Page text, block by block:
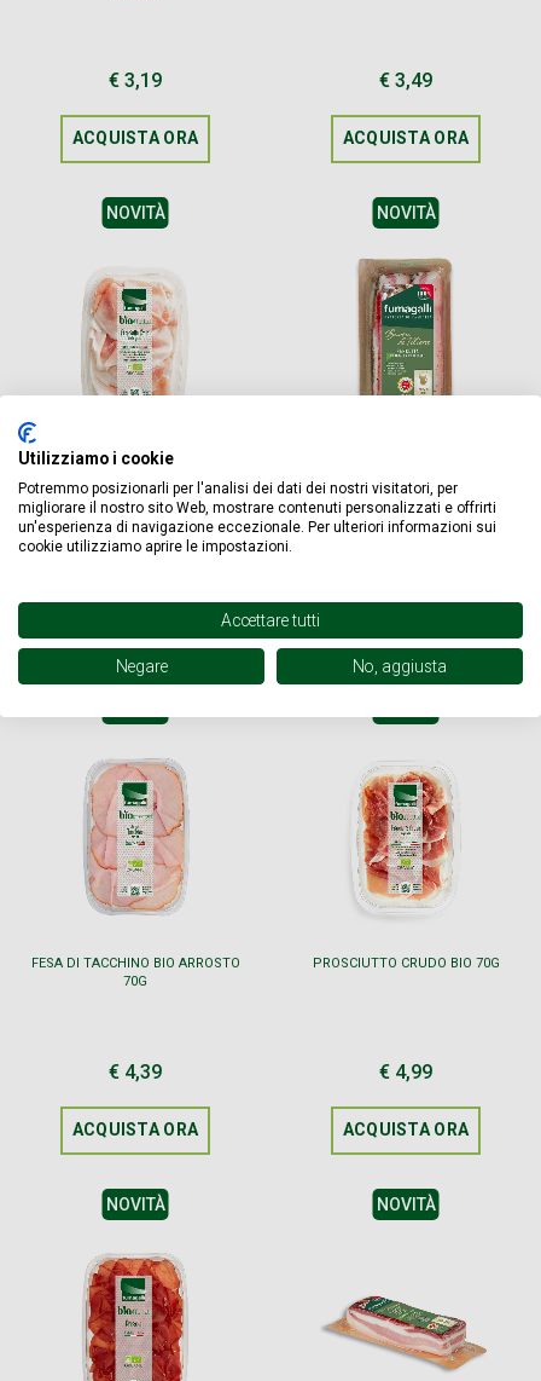
€ 3,19
ACQUISTA ORA
€ 3,49
ACQUISTA ORA
NOVITÀ
PROSCIUTTO COTTO DI ALTA
QUALITÀ BIO 80G
ACQUISTA ORA
NOVITÀ
CUBETTARE - BUONI DI FILIERA
ACQUISTA ORA
FESA DI TACCHINO BIO ARROSTO
70G
€ 4,39
ACQUISTA ORA
PROSCIUTTO CRUDO BIO 70G
€ 4,99
ACQUISTA ORA
NOVITÀ NOVITÀ
Utilizziamo i cookie
Potremmo posizionarli per l'analisi dei dati dei nostri visitatori, per
migliorare il nostro sito Web, mostrare contenuti personalizzati e offrirti
un'esperienza di navigazione eccezionale. Per ulteriori informazioni sui
cookie utilizziamo aprire le impostazioni.
Accettare tutti
Negare No, aggiusta